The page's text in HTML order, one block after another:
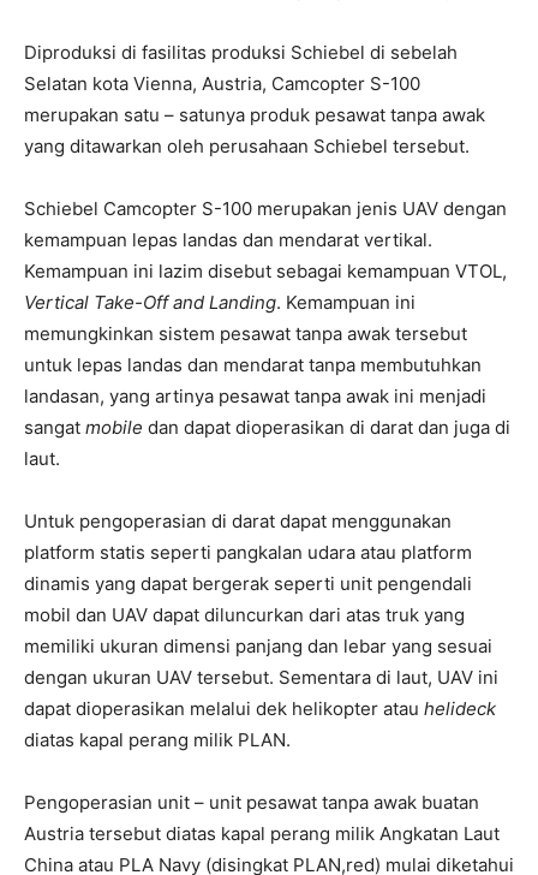
Diproduksi di fasilitas produksi Schiebel di sebelah
Selatan kota Vienna, Austria, Camcopter S-100
merupakan satu – satunya produk pesawat tanpa awak
yang ditawarkan oleh perusahaan Schiebel tersebut.
Schiebel Camcopter S-100 merupakan jenis UAV dengan
kemampuan lepas landas dan mendarat vertikal.
Kemampuan ini lazim disebut sebagai kemampuan VTOL,
Vertical Take-Off and Landing. Kemampuan ini
memungkinkan sistem pesawat tanpa awak tersebut
untuk lepas landas dan mendarat tanpa membutuhkan
landasan, yang artinya pesawat tanpa awak ini menjadi
sangat mobile dan dapat dioperasikan di darat dan juga di
laut.
Untuk pengoperasian di darat dapat menggunakan
platform statis seperti pangkalan udara atau platform
dinamis yang dapat bergerak seperti unit pengendali
mobil dan UAV dapat diluncurkan dari atas truk yang
memiliki ukuran dimensi panjang dan lebar yang sesuai
dengan ukuran UAV tersebut. Sementara di laut, UAV ini
dapat dioperasikan melalui dek helikopter atau helideck
diatas kapal perang milik PLAN.
Pengoperasian unit – unit pesawat tanpa awak buatan
Austria tersebut diatas kapal perang milik Angkatan Laut
China atau PLA Navy (disingkat PLAN,red) mulai diketahui